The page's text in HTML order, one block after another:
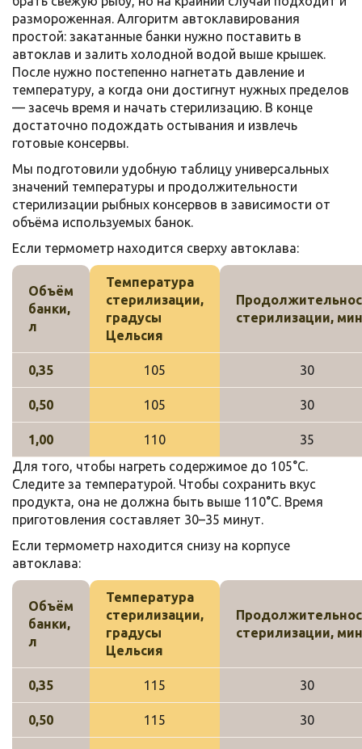
размороженная. Алгоритм автоклавирования
простой: закатанные банки нужно поставить в
автоклав и залить холодной водой выше крышек.
После нужно постепенно нагнетать давление и
температуру, а когда они достигнут нужных пределов
— засечь время и начать стерилизацию. В конце
достаточно подождать остывания и извлечь
готовые консервы.
Мы подготовили удобную таблицу универсальных
значений температуры и продолжительности
стерилизации рыбных консервов в зависимости от
объёма используемых банок.
Если термометр находится сверху автоклава:
Объём
банки,
л
Температура
стерилизации,
градусы
Цельсия
стерилизации, мин
0,35 105 30
0,50 105 30
1,00 110
35
Для того, чтобы нагреть содержимое до 105°С.
Следите за температурой. Чтобы сохранить вкус
продукта, она не должна быть выше 110°С. Время
приготовления составляет 30–35 минут.
Если термометр находится снизу на корпусе
автоклава:
Объём
банки,
л
Температура
стерилизации,
градусы
Цельсия
стерилизации, мин
0,35 115 30
0,50 115 30